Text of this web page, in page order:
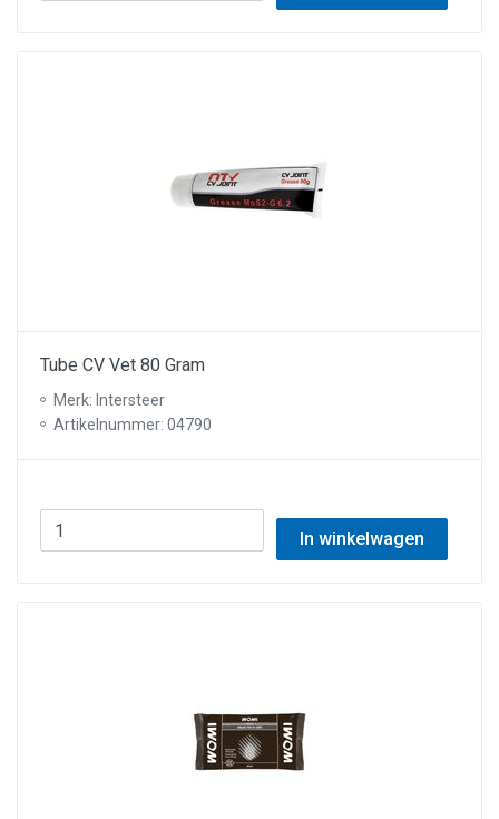
Tube CV Vet 80 Gram
Merk: Intersteer
Artikelnummer: 04790
In winkelwagen